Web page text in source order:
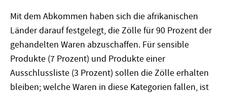
Mit dem Abkommen haben sich die afrikanischen
Länder darauf festgelegt, die Zölle für 90 Prozent der
gehandelten Waren abzuschaffen. Für sensible
Produkte (7 Prozent) und Produkte einer
Ausschlussliste (3 Prozent) sollen die Zölle erhalten
bleiben; welche Waren in diese Kategorien fallen, ist